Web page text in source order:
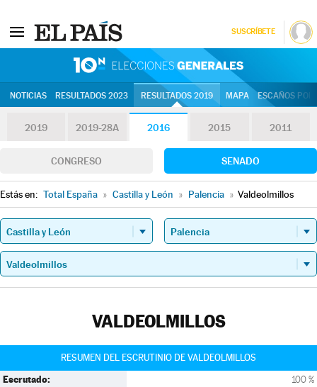
SUSCRÍBETE
NOTICIAS RESULTADOS 2023 RESULTADOS 2019 MAPA ESCAÑOS
2019 2019-28A 2016 2015 2011
CONGRESO SENADO
Estás en: Total España » Castilla y León » Palencia » Valdeolmillos
VALDEOLMILLOS
RESUMEN DEL ESCRUTINIO DE VALDEOLMILLOS
Escrutado: 100 %